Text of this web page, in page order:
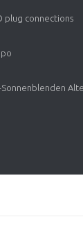
plug connections
Sonnenblenden